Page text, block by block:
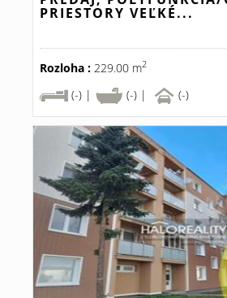
PRIESTORY VEĽKÉ...
Rozloha : 229.00 m2
(-) |
(-) | (-)